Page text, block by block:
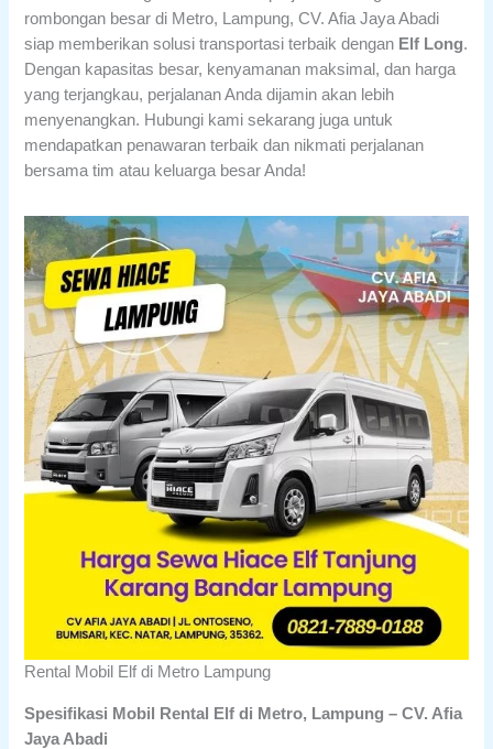
rombongan besar di Metro, Lampung, CV. Afia Jaya Abadi
siap memberikan solusi transportasi terbaik dengan Elf Long.
Dengan kapasitas besar, kenyamanan maksimal, dan harga
yang terjangkau, perjalanan Anda dijamin akan lebih
menyenangkan. Hubungi kami sekarang juga untuk
mendapatkan penawaran terbaik dan nikmati perjalanan
bersama tim atau keluarga besar Anda!
Rental Mobil Elf di Metro Lampung
Spesifikasi Mobil Rental Elf di Metro, Lampung – CV. Afia
Jaya Abadi